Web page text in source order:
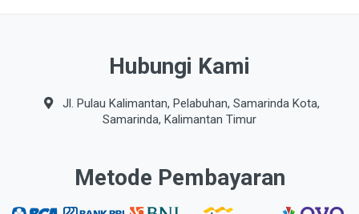
Hubungi Kami
Jl. Pulau Kalimantan, Pelabuhan, Samarinda Kota,
Samarinda, Kalimantan Timur
Metode Pembayaran